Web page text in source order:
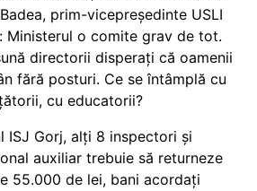
prim-vicepreședinte USLI
Ministerul o comite grav de tot.
directorii disperați că oamenii
fără posturi. Ce se întâmplă cu
cu educatorii?
ISJ Gorj, alți 8 inspectori și
auxiliar trebuie să returneze
55.000 de lei, bani acordați